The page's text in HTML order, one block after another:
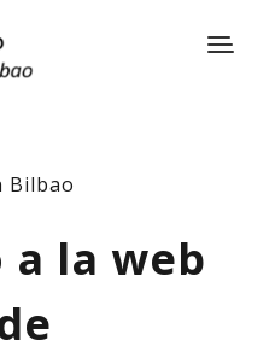
Bilbao
la web